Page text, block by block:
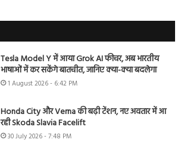
Tesla Model Y में आया Grok AI फीचर, अब भारतीय
भाषाओं में कर सकेंगे बातचीत, जानिए क्या-क्या बदलेगा
1 August 2026 - 6:42 PM
Honda City और Verna की बढ़ी टेंशन, नए अवतार में आ
रही Skoda Slavia Facelift
30 July 2026 - 7:48 PM